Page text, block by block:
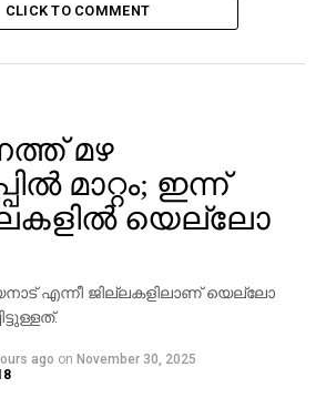
CLICK TO COMMENT
മഴ
മാറ്റം; ഇന്ന്
യെല്ലോ
എന്നീ ജില്ലകളിലാണ് യെല്ലോ
ago on November 30, 2025